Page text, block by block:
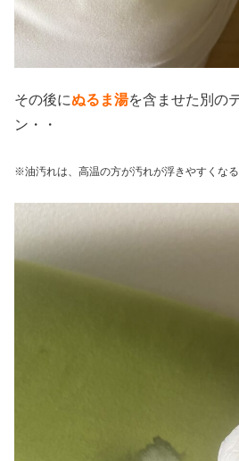
その後にぬるま湯を含ませた別の
ン・・
※油汚れは、高温の方が汚れが浮きやすくなる